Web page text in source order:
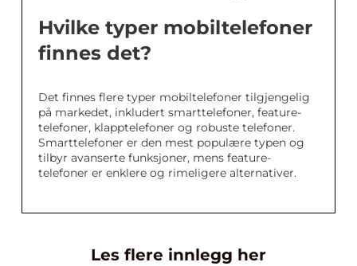
Hvilke typer mobiltelefoner
finnes det?
Det finnes flere typer mobiltelefoner tilgjengelig
på markedet, inkludert smarttelefoner, feature-
telefoner, klapptelefoner og robuste telefoner.
Smarttelefoner er den mest populære typen og
tilbyr avanserte funksjoner, mens feature-
telefoner er enklere og rimeligere alternativer.
Les flere innlegg her